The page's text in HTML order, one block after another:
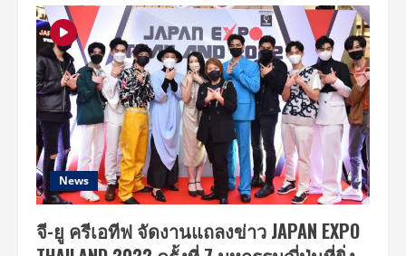
News
จี-ยู ครีเอทีฟ จัดงานแถลงข่าว JAPAN EXPO